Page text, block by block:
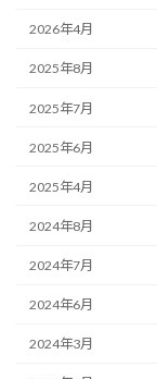
2026年4月
2025年8月
2025年7月
2025年6月
2025年4月
2024年8月
2024年7月
2024年6月
2024年3月